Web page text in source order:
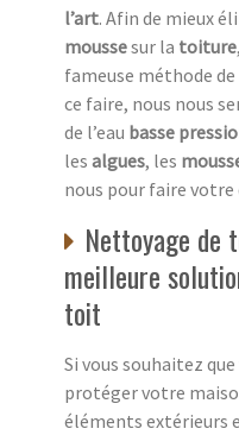
l’art. Afin de mieux
moussesur la toiture
fameuse méthode de
ce faire, nous nous
de l’eau basse
les algues, les
nous pour faire votre
Nettoyage de
meilleure
toit
Si vous souhaitez
protéger votre
éléments extérieurs